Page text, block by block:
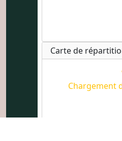
Carte de
Chargement